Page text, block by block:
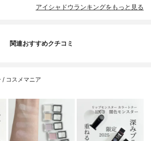
アイシャドウランキングをもっと見る
関連おすすめクチコミ
/ コスメマニア